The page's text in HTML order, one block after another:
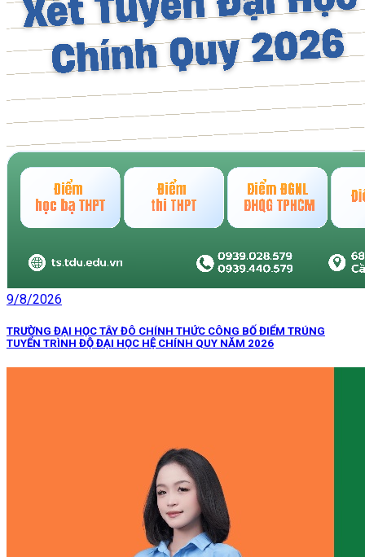
9/8/2026
TRƯỜNG ĐẠI HỌC TÂY ĐÔ CHÍNH THỨC CÔNG BỐ ĐIỂM TRÚNG
TUYỂN TRÌNH ĐỘ ĐẠI HỌC HỆ CHÍNH QUY NĂM 2026